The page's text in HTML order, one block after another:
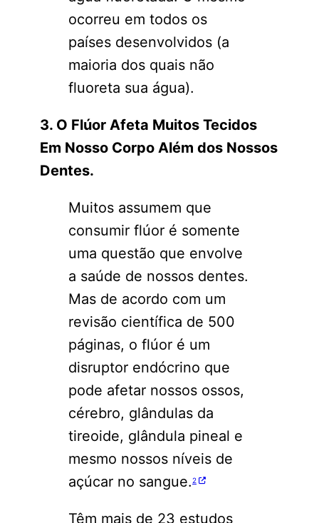
ocorreu em todos os
países desenvolvidos (a
maioria dos quais não
fluoreta sua água).
3. O Flúor Afeta Muitos Tecidos
Em Nosso Corpo Além dos Nossos
Dentes.
Muitos assumem que
consumir flúor é somente
uma questão que envolve
a saúde de nossos dentes.
Mas de acordo com um
revisão científica de 500
páginas, o flúor é um
disruptor endócrino que
pode afetar nossos ossos,
cérebro, glândulas da
tireoide, glândula pineal e
mesmo nossos níveis de
açúcar no sangue.2
Têm mais de 23 estudos